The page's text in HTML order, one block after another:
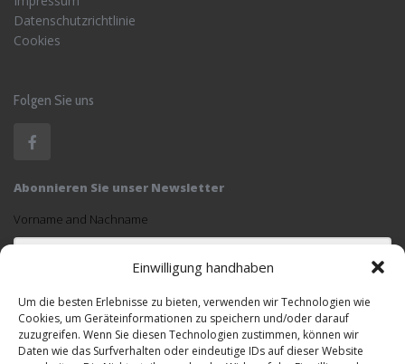
Einwilligung handhaben
Um die besten Erlebnisse zu bieten, verwenden wir Technologien wie
Cookies, um Geräteinformationen zu speichern und/oder darauf
zuzugreifen. Wenn Sie diesen Technologien zustimmen, können wir
Daten wie das Surfverhalten oder eindeutige IDs auf dieser Website
Datenschutzrichtlinie
Cookies
Folgen Sie uns
Abonnieren Sie unser Newsletter
Vorname and Nachname